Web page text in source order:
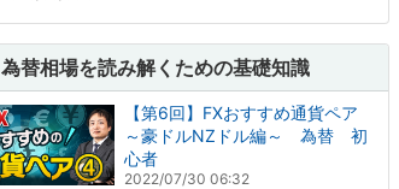
為替相場を読み解くための基礎知識
【第6回】FXおすすめ通貨ペア
～豪ドルNZドル編～ 為替 初
心者
2022/07/30 06:32